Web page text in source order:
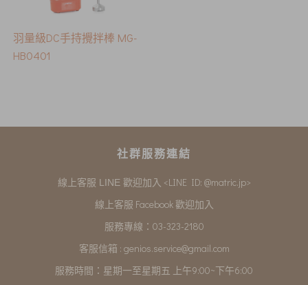
羽量級DC手持攪拌棒 MG-
HB0401
社群服務連結
線上客服 LINE 歡迎加入 <LINE ID: @matric.jp>
線上客服 Facebook 歡迎加入
服務專線：03-323-2180
客服信箱 : genios.service@gmail.com
服務時間：星期一至星期五 上午9:00~下午6:00